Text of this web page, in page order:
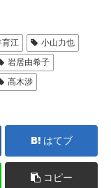
育江
小山力也
岩居由希子
高木渉
はてブ
コピー